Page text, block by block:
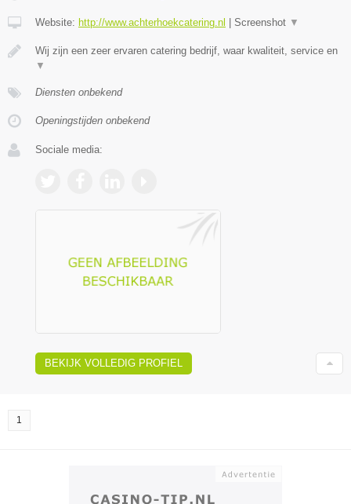
Website: http://www.achterhoekcatering.nl | Screenshot ▼
Wij zijn een zeer ervaren catering bedrijf, waar kwaliteit, service en
▼
Diensten onbekend
Openingstijden onbekend
Sociale media:
BEKIJK VOLLEDIG PROFIEL
1